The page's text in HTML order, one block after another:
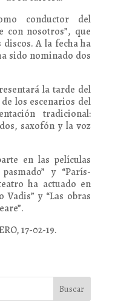
conductor del
con nosotros”, que
A la fecha ha
sido nominado dos
la tarde del
los escenarios del
tradicional:
saxofón y la voz
en las películas
y “París-
ha actuado en
Vadis” y “Las obras
17-02-19.